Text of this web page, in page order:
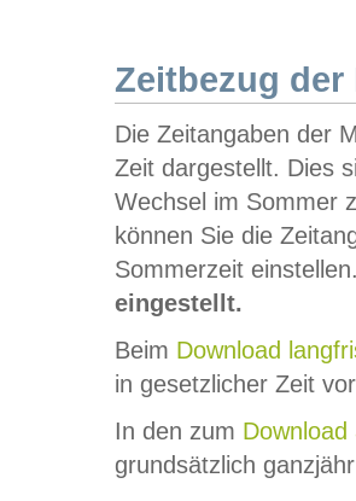
Zeitbezug der
Die Zeitangaben der
Zeit dargestellt. Dies
Wechsel im Sommer
können Sie die
Sommerzeit
eingestellt.
Beim Download
in gesetzlicher Zeit
In den zum Download
grundsätzlich